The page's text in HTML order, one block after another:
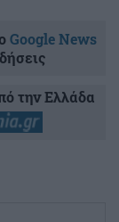
Google News
την Ελλάδα